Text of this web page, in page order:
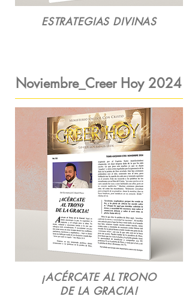
ESTRATEGIAS DIVINAS
Noviembre_Creer Hoy 2024
¡ACÉRCATE AL TRONO
DE LA GRACIA!